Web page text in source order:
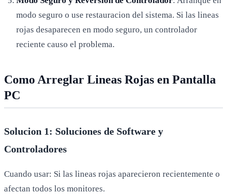
modo seguro o use restauracion del sistema. Si las lineas
rojas desaparecen en modo seguro, un controlador
reciente causo el problema.
Como Arreglar Lineas Rojas en Pantalla
PC
Solucion 1: Soluciones de Software y
Controladores
Cuando usar: Si las lineas rojas aparecieron recientemente o
afectan todos los monitores.